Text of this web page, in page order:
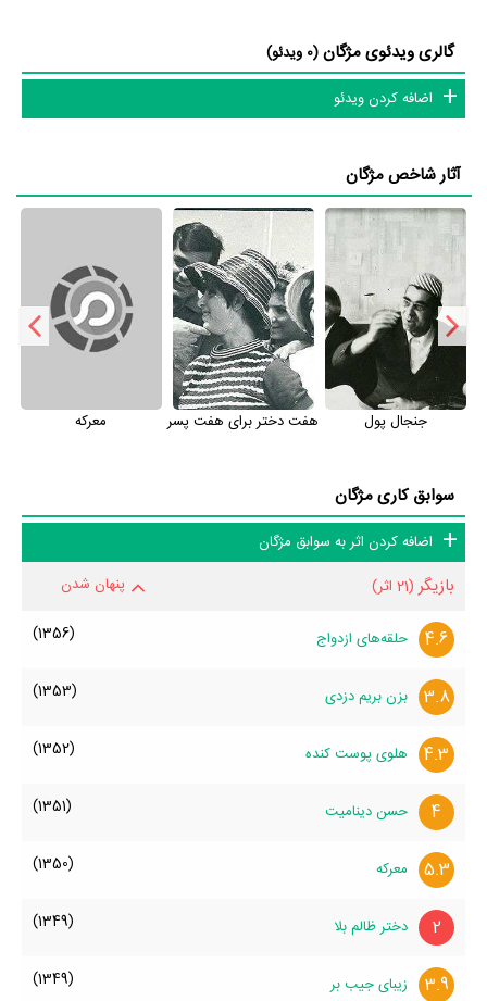
گالری ویدئوی مژگان(0 ویدئو)
اضافه کردن ویدئو
آثار شاخص مژگان
جنجال پول هفت دختر برای هفت پسر معرکه
سوابق کاری مژگان
اضافه کردن اثر به سوابق مژگان
بازیگر (21 اثر) پنهان شدن
4.6 حلقه‌های ازدواج (1356)
3.8 بزن بریم دزدی (1353)
4.3 هلوی پوست کنده (1352)
4 حسن دینامیت (1351)
5.3 معرکه (1350)
2 دختر ظالم بلا (1349)
3.9 زیبای جیب بر (1349)